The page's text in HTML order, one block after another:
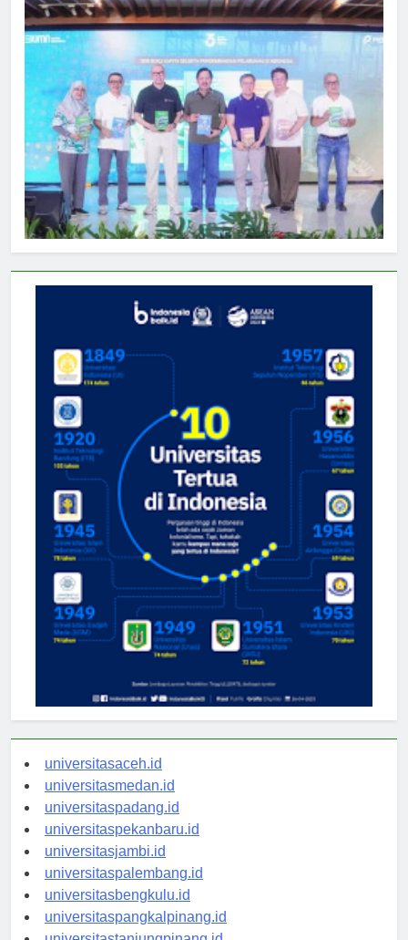
universitasaceh.id
universitasmedan.id
universitaspadang.id
universitaspekanbaru.id
universitasjambi.id
universitaspalembang.id
universitasbengkulu.id
universitaspangkalpinang.id